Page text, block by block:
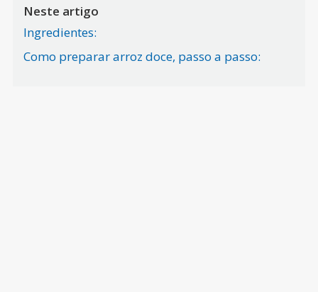
Neste artigo
Ingredientes:
Como preparar arroz doce, passo a passo: